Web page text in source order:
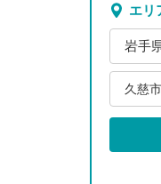
エリ
岩手
久慈市